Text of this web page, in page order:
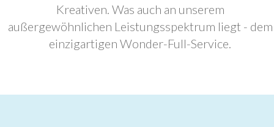
Kreativen. Was auch an unserem
außergewöhnlichen Leistungsspektrum liegt - dem
einzigartigen Wonder-Full-Service.